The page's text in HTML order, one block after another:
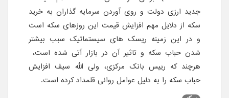
جدید ارزی دولت و روی آوردن سرمایه گذاران به خرید
سکه از دلایل مهم افزایش قیمت این روزهای سکه است
و در این زمینه ریسک های سیستماتیک سبب بیشتر
شدن حباب سکه و تاثیر آن در بازار آتی شده است،
هرچند که رییس بانک مرکزی، ولی الله سیف افزایش
حباب سکه را به دلیل عوامل روانی قلمداد کرده است.